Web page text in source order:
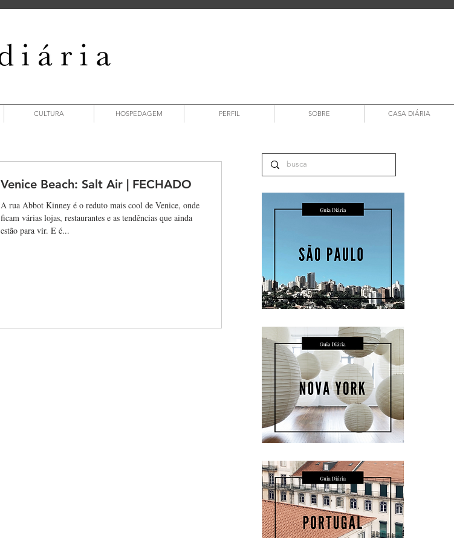
CULTURA HOSPEDAGEM PERFIL SOBRE CASA DIÁRIA
Venice Beach: Salt Air | FECHADO
A rua Abbot Kinney é o reduto mais cool de Venice, onde
ficam várias lojas, restaurantes e as tendências que ainda
estão para vir. E é...